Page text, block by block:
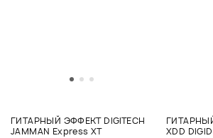
ГИТАРНЫЙ ЭФФЕКТ DIGITECH
JAMMAN Express XT
XDD